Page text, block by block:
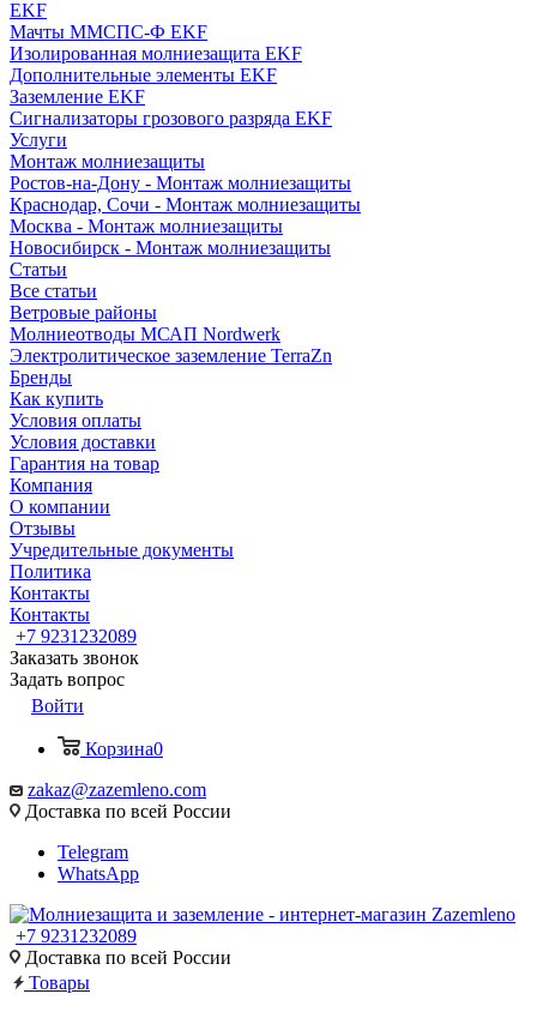
EKF
Мачты ММСПС-Ф EKF
Изолированная молниезащита EKF
Дополнительные элементы EKF
Заземление EKF
Сигнализаторы грозового разряда EKF
Услуги
Монтаж молниезащиты
Ростов-на-Дону - Монтаж молниезащиты
Краснодар, Сочи - Монтаж молниезащиты
Москва - Монтаж молниезащиты
Новосибирск - Монтаж молниезащиты
Статьи
Все статьи
Ветровые районы
Молниеотводы МСАП Nordwerk
Электролитическое заземление TerraZn
Бренды
Как купить
Условия оплаты
Условия доставки
Гарантия на товар
Компания
О компании
Отзывы
Учредительные документы
Политика
Контакты
Контакты
+7 9231232089
Заказать звонок
Задать вопрос
Войти
Корзина0
zakaz@zazemleno.com
Доставка по всей России
Telegram
WhatsApp
+7 9231232089
Доставка по всей России
Товары